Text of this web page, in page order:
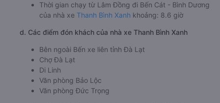
Thời gian chạy từ Lâm Đồng đi Bến Cát - Bình Dương
của nhà xe Thanh Bình Xanh khoảng: 8.6 giờ
d. Các điểm đón khách của nhà xe Thanh Bình Xanh
Bên ngoài Bến xe liên tỉnh Đà Lạt
Chợ Đà Lạt
Di Linh
Văn phòng Bảo Lộc
Văn phòng Đức Trọng